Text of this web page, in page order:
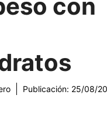
con
Publicación: 25/08/